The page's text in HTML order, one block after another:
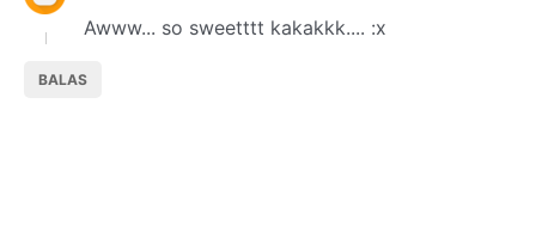
Awww... so sweetttt kakakkk.... :x
BALAS